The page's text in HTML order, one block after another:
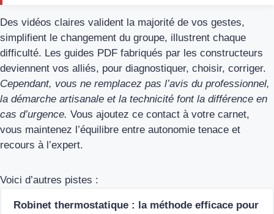
Des vidéos claires valident la majorité de vos gestes,
simplifient le changement du groupe, illustrent chaque
difficulté. Les guides PDF fabriqués par les constructeurs
deviennent vos alliés, pour diagnostiquer, choisir, corriger.
Cependant, vous ne remplacez pas l’avis du professionnel,
la démarche artisanale et la technicité font la différence en
cas d’urgence. Vous ajoutez ce contact à votre carnet,
vous maintenez l’équilibre entre autonomie tenace et
recours à l’expert.
Voici d’autres pistes :
Robinet thermostatique : la méthode efficace pour